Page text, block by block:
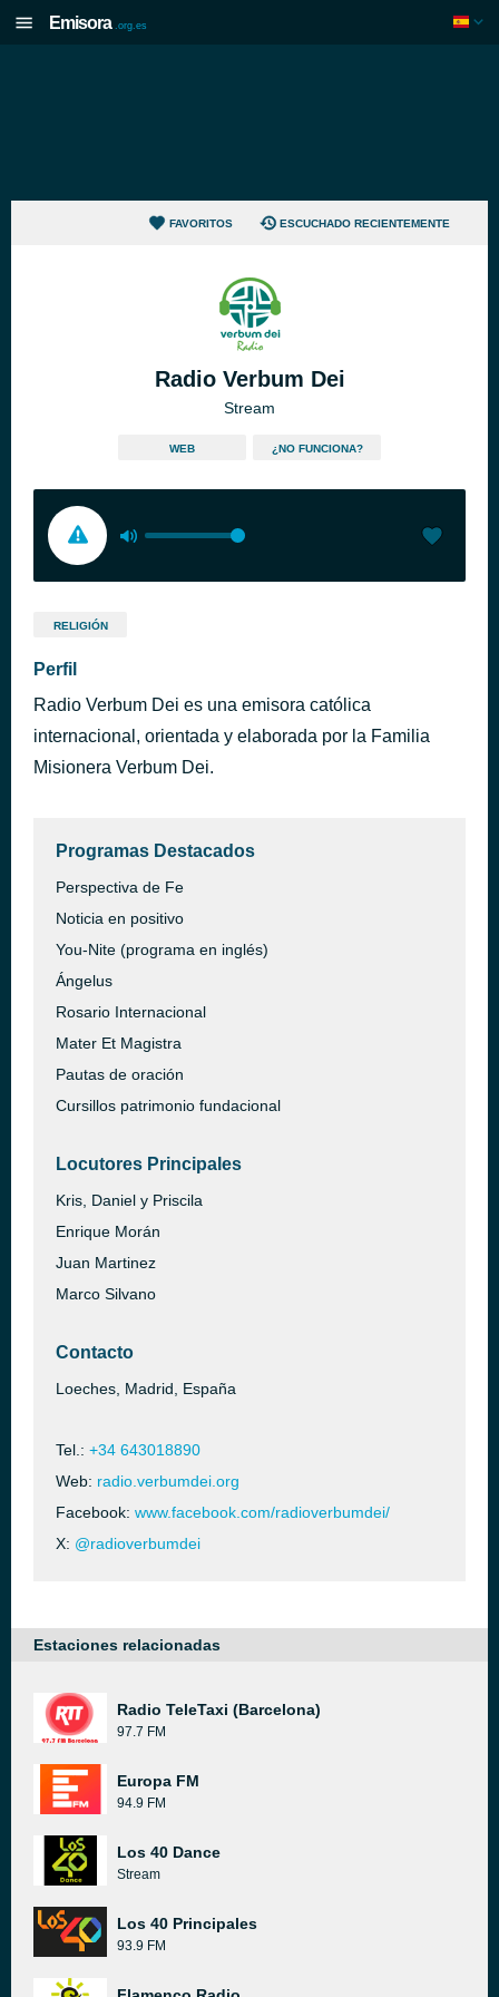
Emisora .org.es
FAVORITOS ESCUCHADO RECIENTEMENTE
Radio Verbum Dei
Stream
WEB ¿NO FUNCIONA?
RELIGIÓN
Perfil
Radio Verbum Dei es una emisora católica
internacional, orientada y elaborada por la Familia
Misionera Verbum Dei.
Programas Destacados
Perspectiva de Fe
Noticia en positivo
You-Nite (programa en inglés)
Ángelus
Rosario Internacional
Mater Et Magistra
Pautas de oración
Cursillos patrimonio fundacional
Locutores Principales
Kris, Daniel y Priscila
Enrique Morán
Juan Martinez
Marco Silvano
Contacto
Loeches, Madrid, España
Tel.: +34 643018890
Web: radio.verbumdei.org
Facebook: www.facebook.com/radioverbumdei/
X: @radioverbumdei
Estaciones relacionadas
Radio TeleTaxi (Barcelona)
97.7 FM
Europa FM
94.9 FM
Los 40 Dance
Stream
Los 40 Principales
93.9 FM